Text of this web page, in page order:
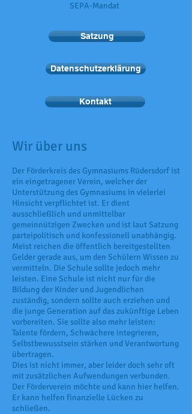
SEPA-Mandat
Satzung
Datenschutzerklärung
Kontakt
Wir über uns
Der Förderkreis des Gymnasiums Rüdersdorf ist
ein eingetragener Verein, welcher der
Unterstützung des Gymnasiums in vielerlei
Hinsicht verpflichtet ist. Er dient
ausschließlich und unmittelbar
gemeinnützigen Zwecken und ist laut Satzung
parteipolitisch und konfessionell unabhängig.
Meist reichen die öffentlich bereitgestellten
Gelder gerade aus, um den Schülern Wissen zu
vermitteln. Die Schule sollte jedoch mehr
leisten. Eine Schule ist nicht nur für die
Bildung der Kinder und Jugendlichen
zuständig, sondern sollte auch erziehen und
die junge Generation auf das zukünftige Leben
vorbereiten. Sie sollte also mehr leisten:
Talente fördern, Schwächere integrieren,
Selbstbewusstsein stärken und Verantwortung
übertragen.
Dies ist nicht immer, aber leider doch sehr oft
mit zusätzlichen Aufwendungen verbunden.
Der Förderverein möchte und kann hier helfen.
Er kann helfen finanzielle Lücken zu
schließen.